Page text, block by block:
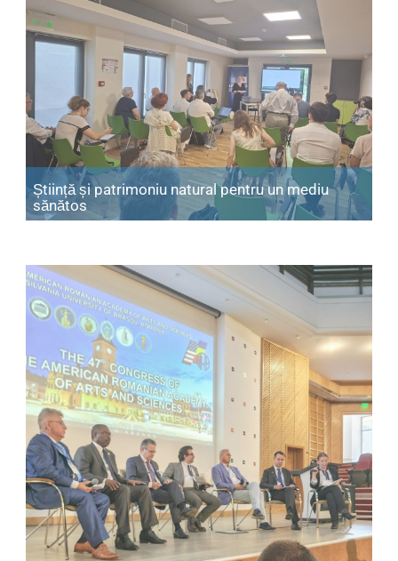
Știință și patrimoniu natural pentru un mediu
sănătos Articol: Știință și patrimoniu natural pentru un